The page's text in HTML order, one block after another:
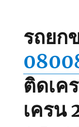
รถยก
ติดเค
เครน